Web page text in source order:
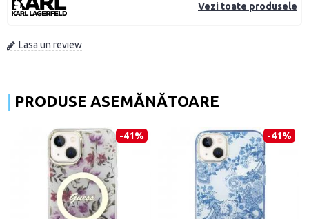
Vezi toate produsele
Lasa un review
PRODUSE ASEMĂNĂTOARE
-41% -41%